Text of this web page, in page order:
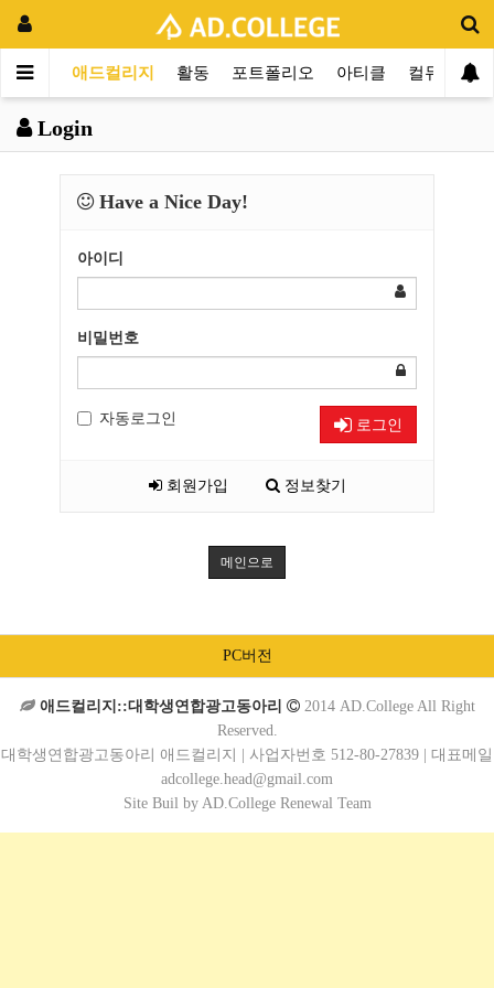
애드컬리지 활동 포트폴리오 아티클 컬뮤니티
Login
Have a Nice Day!
아이디
비밀번호
자동로그인 로그인
회원가입 정보찾기
메인으로
PC버전
애드컬리지::대학생연합광고동아리
2014 AD.College All Right
Reserved.
대학생연합광고동아리 애드컬리지 | 사업자번호 512-80-27839 | 대표메일
adcollege.head@gmail.com
Site Buil by AD.College Renewal Team